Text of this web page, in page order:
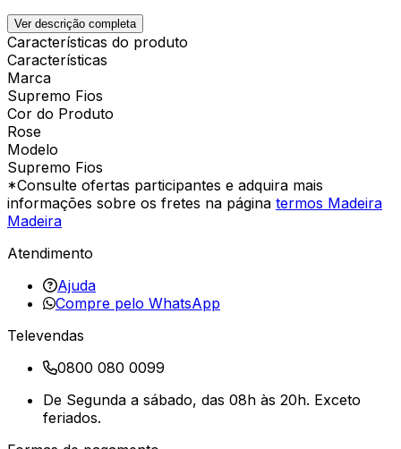
Ver descrição completa
Características do produto
Características
Marca
Supremo Fios
Cor do Produto
Rose
Modelo
Supremo Fios
*Consulte ofertas participantes e adquira mais
informações sobre os fretes na página termos Madeira
Madeira
Atendimento
Ajuda
Compre pelo WhatsApp
Televendas
0800 080 0099
De Segunda a sábado, das 08h às 20h. Exceto
feriados.